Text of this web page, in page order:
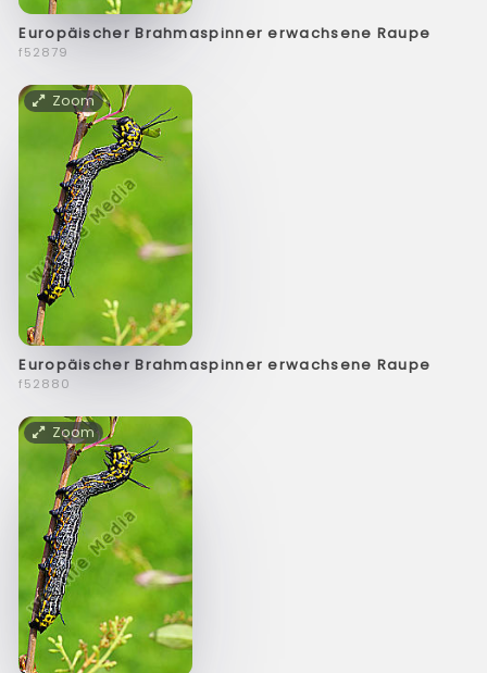
Europäischer Brahmaspinner erwachsene Raupe
f52879
Zoom
Europäischer Brahmaspinner erwachsene Raupe
f52880
Zoom